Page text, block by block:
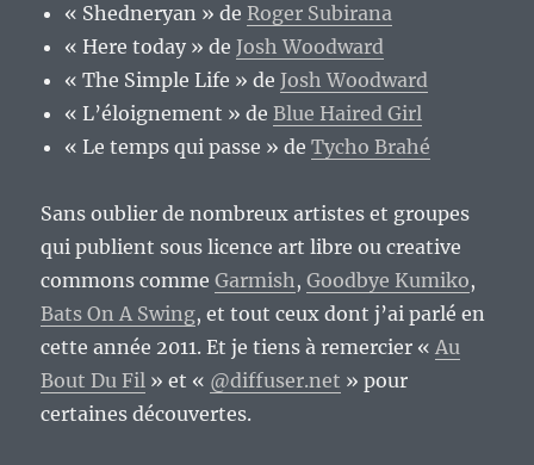
« Shedneryan » deRoger Subirana
« Here today » de Josh Woodward
« The Simple Life » de Josh Woodward
« L’éloignement » deBlue Haired Girl
« Le temps qui passe » deTycho Brahé
Sans oublier de nombreux artistes et groupes
qui publient sous licence art libre ou creative
commons commeGarmish,Goodbye Kumiko,
Bats On A Swing, et tout ceux dont j’ai parlé en
cette année 2011. Et je tiens à remercier «Au
Bout Du Fil » et « @diffuser.net » pour
certaines découvertes.